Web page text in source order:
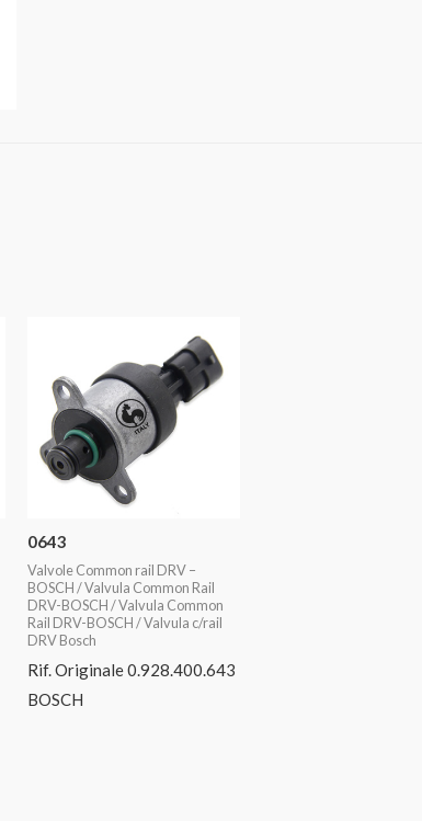
0643
Valvole Common rail DRV –
BOSCH / Valvula Common Rail
DRV-BOSCH / Valvula Common
Rail DRV-BOSCH / Valvula c/rail
DRV Bosch
Rif. Originale 0.928.400.643
BOSCH